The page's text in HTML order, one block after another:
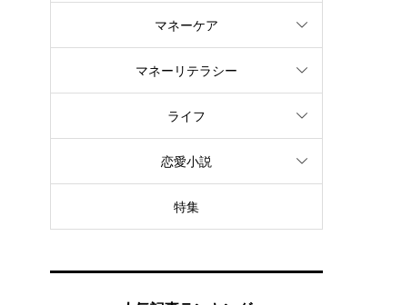
マネーケア
マネーリテラシー
ライフ
恋愛小説
特集